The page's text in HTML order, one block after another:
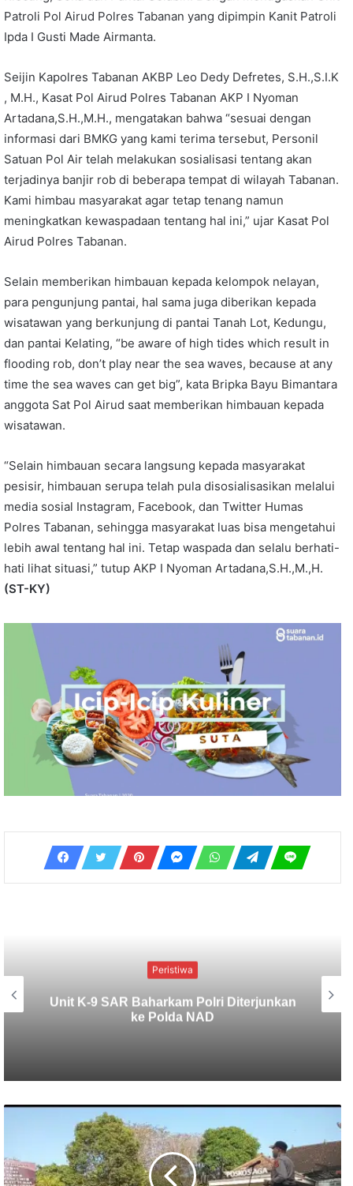
Patroli Pol Airud Polres Tabanan yang dipimpin Kanit Patroli
Ipda I Gusti Made Airmanta.
Seijin Kapolres Tabanan AKBP Leo Dedy Defretes, S.H.,S.I.K
, M.H., Kasat Pol Airud Polres Tabanan AKP I Nyoman
Artadana,S.H.,M.H., mengatakan bahwa “sesuai dengan
informasi dari BMKG yang kami terima tersebut, Personil
Satuan Pol Air telah melakukan sosialisasi tentang akan
terjadinya banjir rob di beberapa tempat di wilayah Tabanan.
Kami himbau masyarakat agar tetap tenang namun
meningkatkan kewaspadaan tentang hal ini,” ujar Kasat Pol
Airud Polres Tabanan.
Selain memberikan himbauan kepada kelompok nelayan,
para pengunjung pantai, hal sama juga diberikan kepada
wisatawan yang berkunjung di pantai Tanah Lot, Kedungu,
dan pantai Kelating, “be aware of high tides which result in
flooding rob, don’t play near the sea waves, because at any
time the sea waves can get big”, kata Bripka Bayu Bimantara
anggota Sat Pol Airud saat memberikan himbauan kepada
wisatawan.
“Selain himbauan secara langsung kepada masyarakat
pesisir, himbauan serupa telah pula disosialisasikan melalui
media sosial Instagram, Facebook, dan Twitter Humas
Polres Tabanan, sehingga masyarakat luas bisa mengetahui
lebih awal tentang hal ini. Tetap waspada dan selalu berhati-
hati lihat situasi,” tutup AKP I Nyoman Artadana,S.H.,M.,H.
(ST-KY)
Peristiwa
Viral..!!! Kesembuhan Ajaib di Malam
Jumat Keliwon Gunung Padang